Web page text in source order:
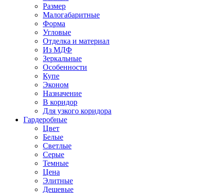
Размер
Малогабаритные
Форма
Угловые
Отделка и материал
Из МДФ
Зеркальные
Особенности
Купе
Эконом
Назначение
В коридор
Для узкого коридора
Гардеробные
Цвет
Белые
Светлые
Серые
Темные
Цена
Элитные
Дешевые